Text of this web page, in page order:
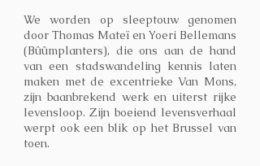
We worden op sleeptouw genomen
door Thomas Mateï en Yoeri Bellemans
(Bûûmplanters), die ons aan de hand
van een stadswandeling kennis laten
maken met de excentrieke Van Mons,
zijn baanbrekend werk en uiterst rijke
levensloop. Zijn boeiend levensverhaal
werpt ook een blik op het Brussel van
toen.